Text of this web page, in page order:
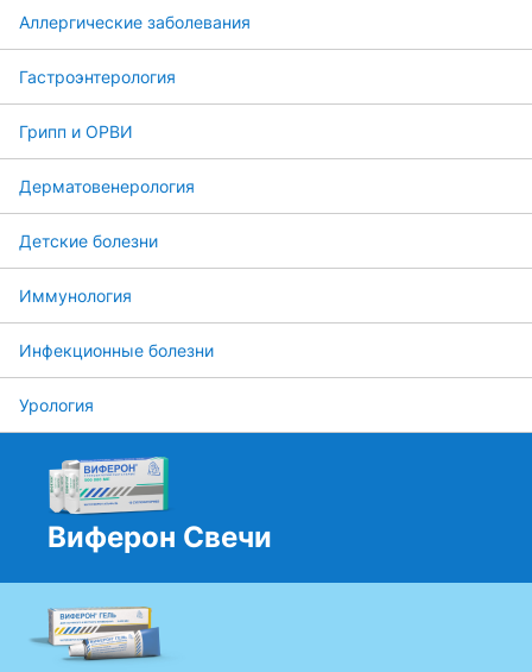
Аллергические заболевания
Гастроэнтерология
Грипп и ОРВИ
Дерматовенерология
Детские болезни
Иммунология
Инфекционные болезни
Урология
Виферон Свечи